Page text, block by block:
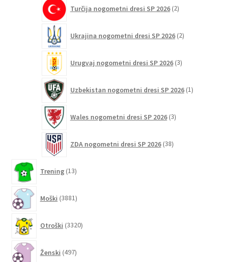
Turčija nogometni dresi SP 2026 2izdelka
Ukrajina nogometni dresi SP 2026 2izdelka
Urugvaj nogometni dresi SP 2026 3izdelki
Uzbekistan nogometni dresi SP 2026 1izdelek
Wales nogometni dresi SP 2026 3izdelki
ZDA nogometni dresi SP 2026 38izdelkov
Trening 13izdelkov
Moški 3881izdelkov
Otroški 3320izdelkov
Ženski 497izdelkov